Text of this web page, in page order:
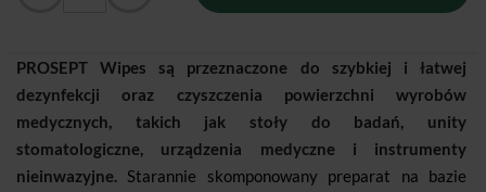
PROSEPT Wipes są przeznaczone do szybkiej i łatwej
dezynfekcji oraz czyszczenia powierzchni wyrobów
medycznych, takich jak stoły do badań, unity
stomatologiczne, urządzenia medyczne i instrumenty
nieinwazyjne. Starannie skomponowany preparat na bazie